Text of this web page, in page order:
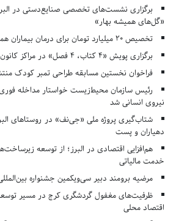
برگزاری نشست‌های تخصصی صنایع‌دستی در
«گل‌های همیشه بهار»
تخصیص ۲۰ میلیارد تومان برای درمان بیماران هموفیلی
برگزاری پویش «۴ کتاب، ۴ فصل» در مراکز کانون البرز
فراخوان نخستین مسابقه طراحی تمبر کودک
رئیس سازمان محیط‌زیست خواستار مداخله
نیروی انسانی شد
شتاب‌گیری پروژه ملی «جی‌نف» در روستاهای
دهیاران و پست
هم‌افزایی اقتصادی در البرز؛ از توسعه
خدمت مالیاتی
مرضیه برومند دبیر سی‌ویکمین جشنواره
ظرفیت‌های مغفول گردشگری کرج در مسیر توسعه
اقتصاد محلی